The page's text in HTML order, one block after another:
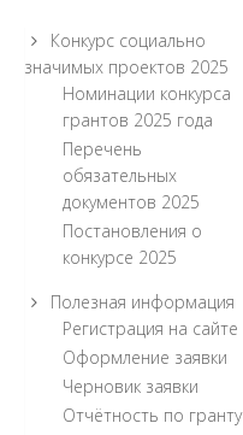
Конкурс социально
значимых проектов 2025
Номинации конкурса
грантов 2025 года
Перечень
обязательных
документов 2025
Постановления о
конкурсе 2025
Полезная информация
Регистрация на сайте
Оформление заявки
Черновик заявки
Отчётность по гранту